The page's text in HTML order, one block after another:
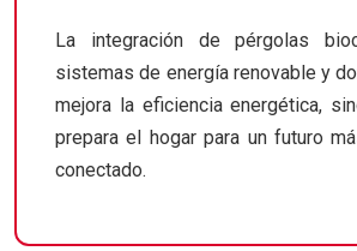
La integración de pérgolas
sistemas de energía renovable y
mejora la eficiencia energética,
prepara el hogar para un futuro
conectado.